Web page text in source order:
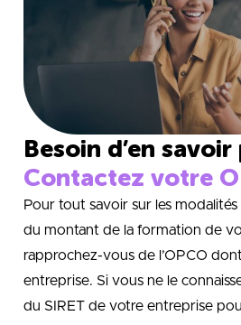
Besoin d’en savoir
Contactez votre
Pour tout savoir sur les
du montant de la formation de
rapprochez-vous de l’OPCO
entreprise. Si vous ne le
du SIRET de votre entreprise